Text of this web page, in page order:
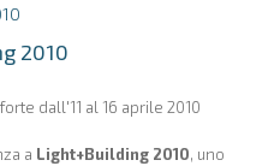
2010
dall'11 al 16 aprile 2010
a Light+Building 2010, uno